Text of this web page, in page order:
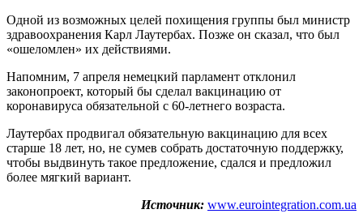
Одной из возможных целей похищения группы был министр
здравоохранения Карл Лаутербах. Позже он сказал, что был
«ошеломлен» их действиями.
Напомним, 7 апреля немецкий парламент отклонил
законопроект, который бы сделал вакцинацию от
коронавируса обязательной с 60-летнего возраста.
Лаутербах продвигал обязательную вакцинацию для всех
старше 18 лет, но, не сумев собрать достаточную поддержку,
чтобы выдвинуть такое предложение, сдался и предложил
более мягкий вариант.
Источник: www.eurointegration.com.ua